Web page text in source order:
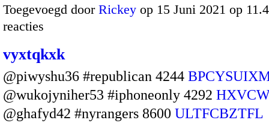
Toegevoegd door Rickey op 15 Juni 2021 op
reacties
vyxtqkxk
@piwyshu36 #republican 4244
@wukojyniher53 #iphoneonly 4292
@ghafyd42 #nyrangers 8600 ULTFCBZTFL